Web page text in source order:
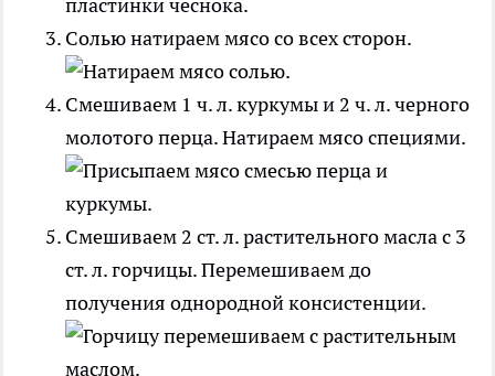
Солью натираем мясо со всех сторон.
Смешиваем 1 ч. л. куркумы и 2 ч. л. черного
молотого перца. Натираем мясо специями.
Смешиваем 2 ст. л. растительного масла с 3
ст. л. горчицы. Перемешиваем до
получения однородной консистенции.